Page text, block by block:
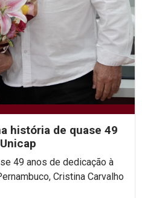
história de quase 49
Cristina Carvalho